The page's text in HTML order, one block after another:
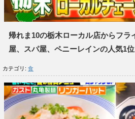
帰れま10の栃木ローカル店からフラ
屋、スパ屋、ペニーレインの人気1
カテゴリ: 食